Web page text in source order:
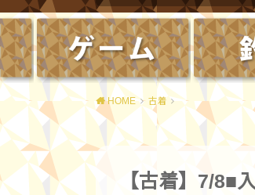
HOME 古着
【古着】7/8■